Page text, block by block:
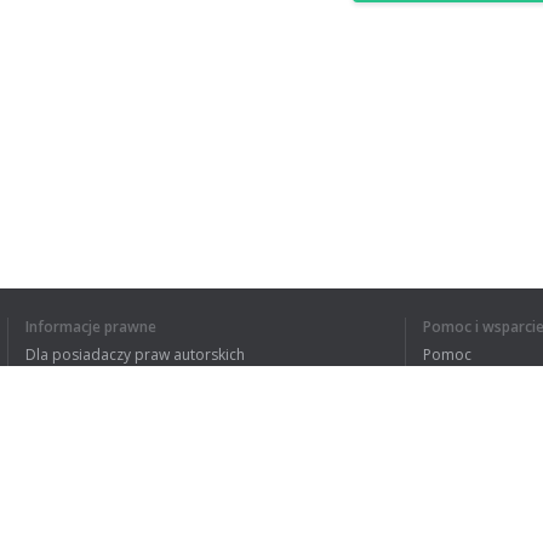
Informacje prawne
Dla posiadaczy praw autorskich
Pomoc i wsparcie
Pomoc